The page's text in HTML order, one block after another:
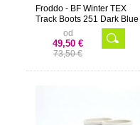
Froddo - BF Winter TEX
Track Boots 251 Dark Blue
od
49,50 €
73,50 €